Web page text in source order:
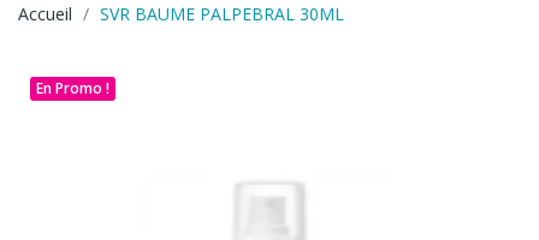
Accueil SVR BAUME PALPEBRAL 30ML
En Promo !